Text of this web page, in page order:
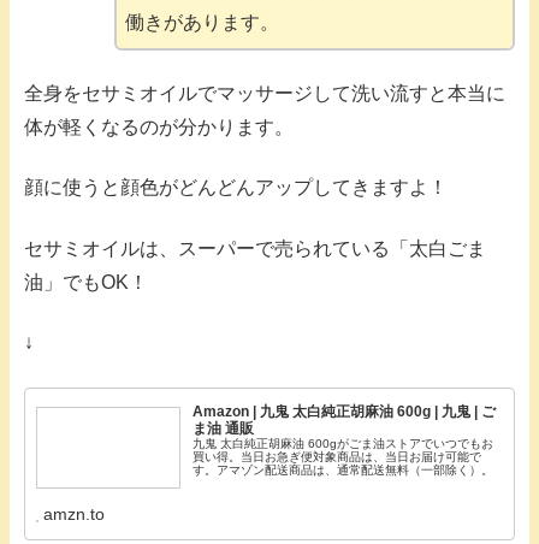
働きがあります。
全身をセサミオイルでマッサージして洗い流すと本当に
体が軽くなるのが分かります。
顔に使うと顔色がどんどんアップしてきますよ！
セサミオイルは、スーパーで売られている「太白ごま
油」でもOK！
↓
Amazon | 九鬼 太白純正胡麻油 600g | 九鬼 | ご
ま油 通販
九鬼 太白純正胡麻油 600gがごま油ストアでいつでもお
買い得。当日お急ぎ便対象商品は、当日お届け可能で
す。アマゾン配送商品は、通常配送無料（一部除く）。
amzn.to